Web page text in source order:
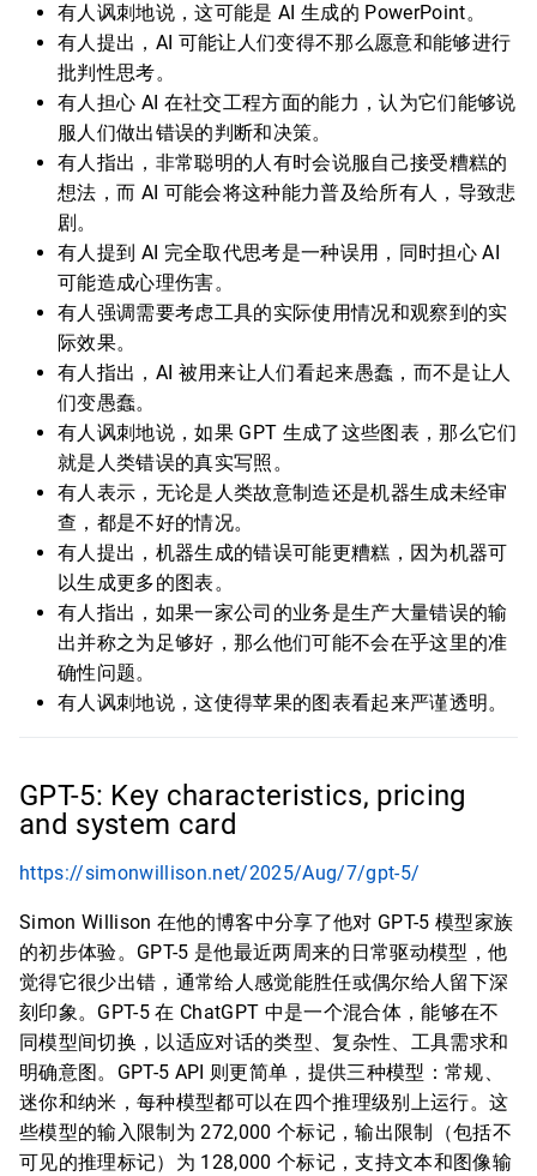
有人讽刺地说，这可能是 AI 生成的 PowerPoint。
有人提出，AI 可能让人们变得不那么愿意和能够进行
批判性思考。
有人担心 AI 在社交工程方面的能力，认为它们能够说
服人们做出错误的判断和决策。
有人指出，非常聪明的人有时会说服自己接受糟糕的
想法，而 AI 可能会将这种能力普及给所有人，导致悲
剧。
有人提到 AI 完全取代思考是一种误用，同时担心 AI
可能造成心理伤害。
有人强调需要考虑工具的实际使用情况和观察到的实
际效果。
有人指出，AI 被用来让人们看起来愚蠢，而不是让人
们变愚蠢。
有人讽刺地说，如果 GPT 生成了这些图表，那么它们
就是人类错误的真实写照。
有人表示，无论是人类故意制造还是机器生成未经审
查，都是不好的情况。
有人提出，机器生成的错误可能更糟糕，因为机器可
以生成更多的图表。
有人指出，如果一家公司的业务是生产大量错误的输
出并称之为足够好，那么他们可能不会在乎这里的准
确性问题。
有人讽刺地说，这使得苹果的图表看起来严谨透明。
GPT-5: Key characteristics, pricing
and system card
https://simonwillison.net/2025/Aug/7/gpt-5/
Simon Willison 在他的博客中分享了他对 GPT-5 模型家族
的初步体验。GPT-5 是他最近两周来的日常驱动模型，他
觉得它很少出错，通常给人感觉能胜任或偶尔给人留下深
刻印象。GPT-5 在 ChatGPT 中是一个混合体，能够在不
同模型间切换，以适应对话的类型、复杂性、工具需求和
明确意图。GPT-5 API 则更简单，提供三种模型：常规、
迷你和纳米，每种模型都可以在四个推理级别上运行。这
些模型的输入限制为 272,000 个标记，输出限制（包括不
可见的推理标记）为 128,000 个标记，支持文本和图像输